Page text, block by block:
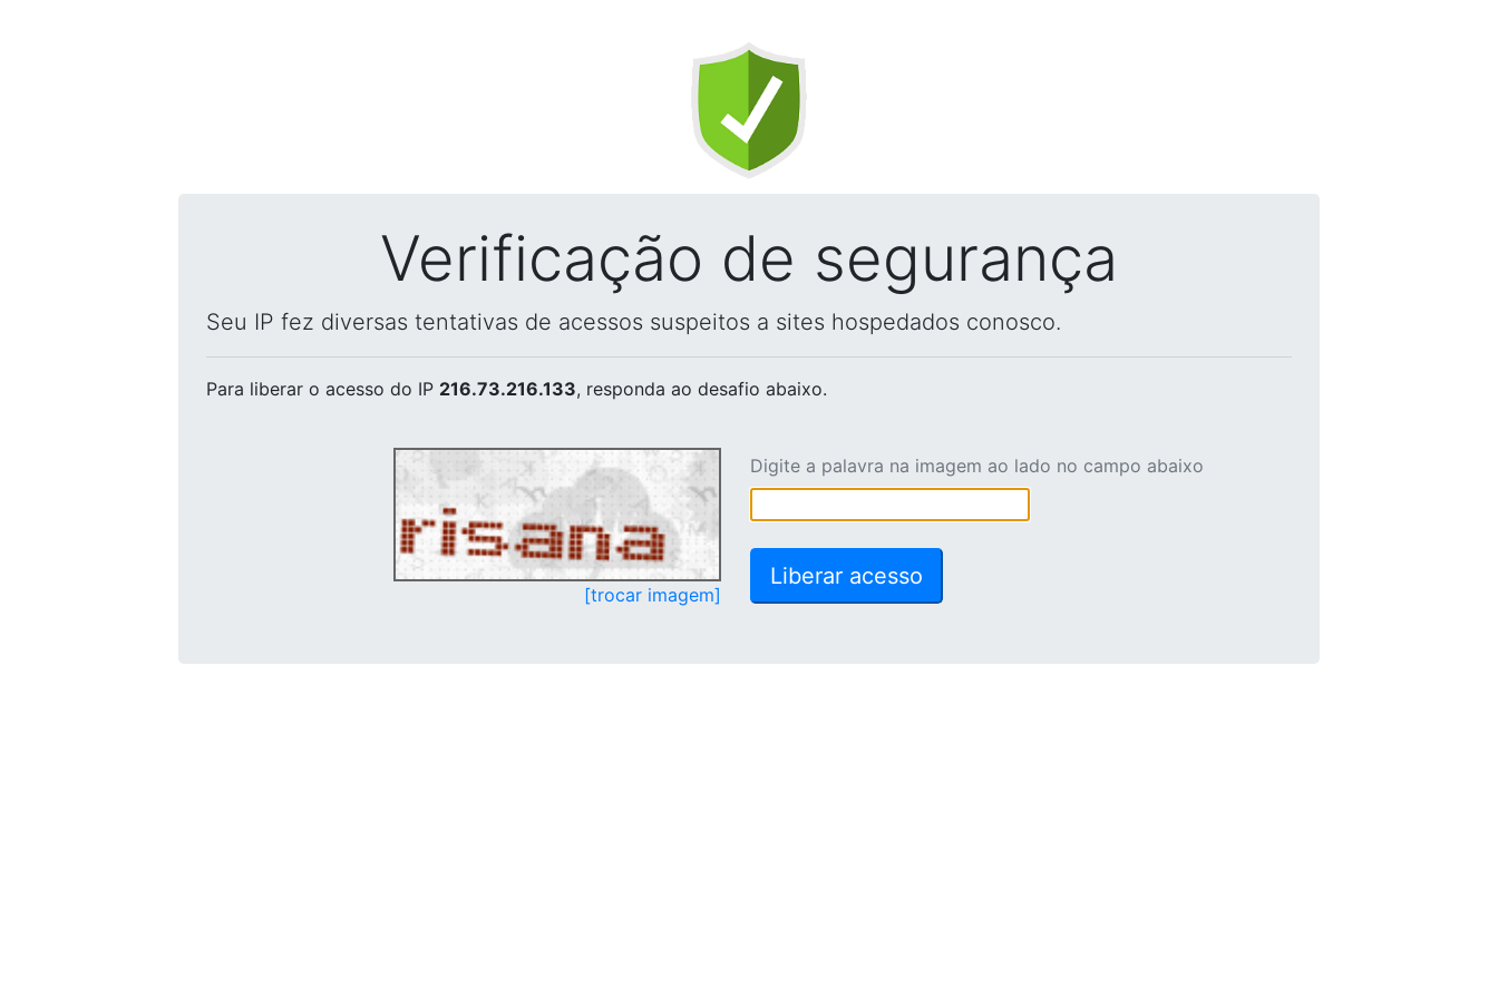
Verificação de segurança
Seu IP fez diversas tentativas de acessos suspeitos a sites hospedados conosco.
Para liberar o acesso do IP 216.73.216.133, responda ao desafio abaixo.
[trocar imagem]
Digite a palavra na imagem ao lado no campo abaixo